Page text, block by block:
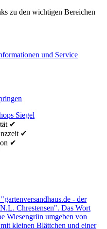
zu den wichtigen Bereichen
und Service
✔
✔
✔